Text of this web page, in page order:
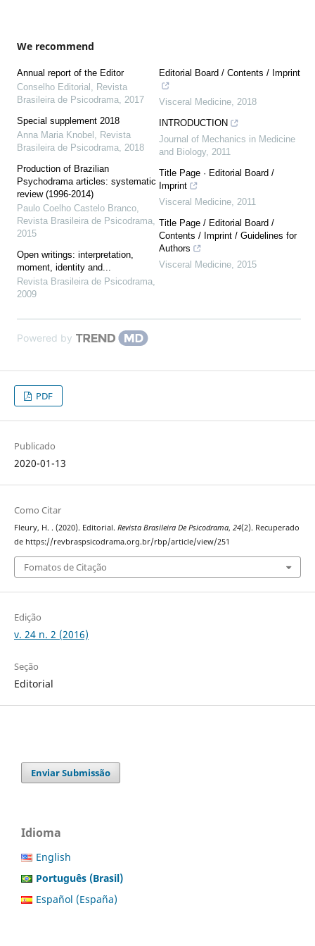
We recommend
Annual report of the Editor
Conselho Editorial , Revista
Brasileira de Psicodrama, 2017
Special supplement 2018
Anna Maria Knobel , Revista
Brasileira de Psicodrama, 2018
Production of Brazilian
Psychodrama articles: systematic
review (1996-2014)
Paulo Coelho Castelo Branco,
Revista Brasileira de Psicodrama,
2015
Open writings: interpretation,
moment, identity and...
Revista Brasileira de Psicodrama,
2009
Editorial Board / Contents / Imprint
Visceral Medicine, 2018
INTRODUCTION
Journal of Mechanics in Medicine
and Biology, 2011
Title Page · Editorial Board /
Imprint
Visceral Medicine, 2011
Title Page / Editorial Board /
Contents / Imprint / Guidelines for
Authors
Visceral Medicine, 2015
Powered by
PDF
Publicado
2020-01-13
Como Citar
Fleury, H. . (2020). Editorial. Revista Brasileira De Psicodrama, 24(2). Recuperado
de https://revbraspsicodrama.org.br/rbp/article/view/251
Fomatos de Citação
Edição
v. 24 n. 2 (2016)
Seção
Editorial
Enviar Submissão
Idioma
English
Português (Brasil)
Español (España)